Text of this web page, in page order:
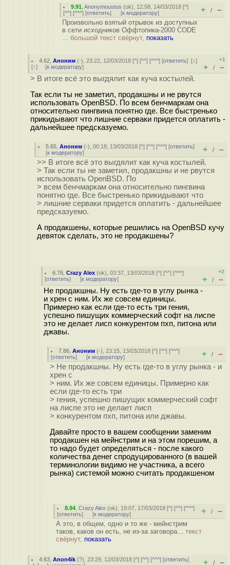
9.91 ,Anonymoustus (ok), 12:58, 14/03/2018 [^]
[^^] [^^^] [ответить] [к модератору] + / –
Произвольно взятый отрывок из доступных
в сети исходников Оффтопика-2000 CODE
... большой текст свёрнут, показать
4.62 ,Аноним (-), 23:22, 12/03/2018 [^] [^^] [^^^] [ответить][↓]
[↑] [к модератору]
+1
+ / –
> В итоге всё это выгдялит как куча костылей.
Так если ты не заметил, продакшны и не рвутся
использовать OpenBSD. По всем бенчмаркам она
относительно пингвина понятно где. Все быстренько
прикидывают что лишние серваки придется оплатить -
дальнейшее предсказуемо.
5.65 ,Аноним (-), 00:18, 13/03/2018 [^] [^^] [^^^] [ответить]
[к модератору] + / –
>> В итоге всё это выгдялит как куча костылей.
> Так если ты не заметил, продакшны и не рвутся
использовать OpenBSD. По
> всем бенчмаркам она относительно пингвина
понятно где. Все быстренько прикидывают что
> лишние серваки придется оплатить - дальнейшее
предсказуемо.
А продакшены, которые решились на OpenBSD кучу
девяток сделать, это не продакшены?
6.76 ,Crazy Alex (ok), 03:37, 13/03/2018 [^] [^^] [^^^]
[ответить] [к модератору]
+2
+ / –
Не продакшны. Ну есть где-то в углу рынка -
и хрен с ним. Их же совсем единицы.
Примерно как если где-то есть три гения,
успешно пишущих коммерческий софт на лиспе
это не делает лисп конкурентом пхп, питона или
джавы.
7.86 ,Аноним (-), 23:15, 13/03/2018 [^] [^^] [^^^]
[ответить] [к модератору] + / –
> Не продакшны. Ну есть где-то в углу рынка - и
хрен с
> ним. Их же совсем единицы. Примерно как
если где-то есть три
> гения, успешно пишущих коммерческий софт
на лиспе это не делает лисп
> конкурентом пхп, питона или джавы.
Давайте просто в вашем сообщении заменим
продакшен на мейнстрим и на этом порешим, а
то надо будет определяться - после какого
количества денег спродуцированного (в вашей
терминологии видимо не участника, а всего
рынка) системой можно считать продакшеном
8.94 ,Crazy Alex (ok), 19:07, 17/03/2018 [^] [^^] [^^^]
[ответить] [к модератору] + / –
А это, в общем, одно и то же - мейнстрим
таков, каков он есть, не из-за заговора... текст
свёрнут, показать
4.63 ,Anon4ik (?), 23:29, 12/03/2018 [^] [^^] [^^^] [ответить]
+ / –